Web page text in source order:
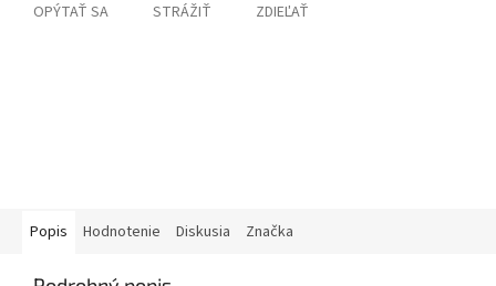
OPÝTAŤ SA STRÁŽIŤ ZDIEĽAŤ
Popis Hodnotenie Diskusia Značka